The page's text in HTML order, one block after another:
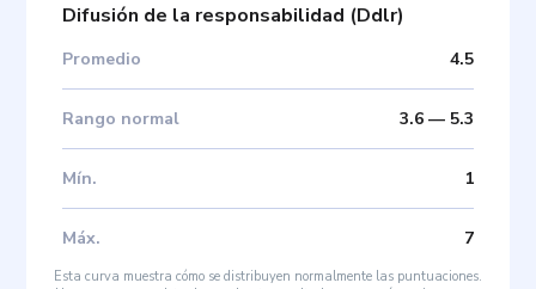
Difusión de la responsabilidad (Ddlr)
Promedio 4.5
Rango normal 3.6— 5.3
Mín. 1
Máx. 7
Esta curva muestra cómo se distribuyen normalmente las puntuaciones.